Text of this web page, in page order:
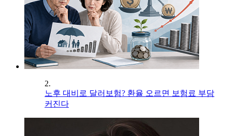
2.
노후 대비로 달러보험? 환율 오르면 보험료 부담
커진다